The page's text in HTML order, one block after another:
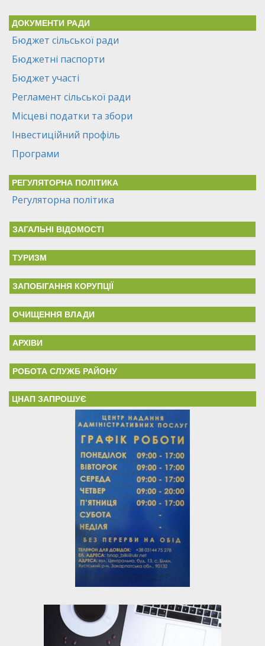
ДОКУМЕНТИ РАДИ
Бюджет сільської ради
Бюджетні паспорти
Бюджет участі
Регламент сільської ради
Місцеві податки та збори
Інвестиційний профіль
Програми
РЕГУЛЯТОРНА ПОЛІТИКА
Регуляторна політика
ЗАГАЛЬНІ ВІДОМОСТІ
ТУРИЗМ
ЗАПОБІГАННЯ КОРУПЦІЇ
ОЧИЩЕННЯ ВЛАДИ
АРХІВИ
РОБОТА СЛУЖБ РАЙОНУ
ЦНАП ЗАПРОШУЄ